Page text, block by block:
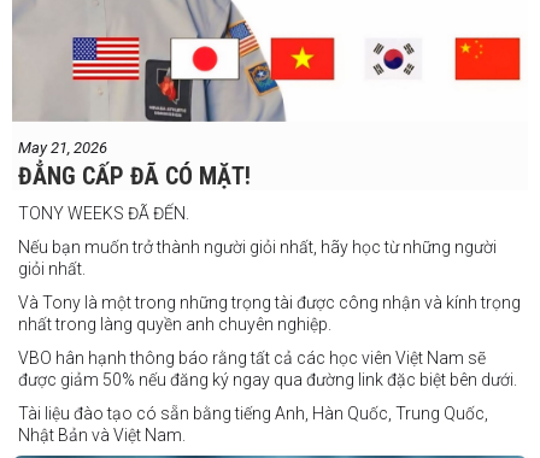
Ricson Hanginan vs Harry Omac
Salvador Gajana vs Wendel Babasol
Cherry Mae Rosas vs Charimae Salvador
Daniel Balois vs Sherwin Andes
Các trận bổ sung
Vincent Siordia vs Kresler Tenorio
Jeffer Rhoy Mendoza vs Eranio Pisador
Mikko Camingawan vs Rovick Embuscado
Meredy Michael vs Aisah Alico
Ian Carl Muyso vs Marvin Zamora
Franz Carl Muyso vs Ariel Antonio
May 21, 2026
ĐẲNG CẤP ĐÃ CÓ MẶT!
TONY WEEKS ĐÃ ĐẾN.
Nếu bạn muốn trở thành người giỏi nhất, hãy học từ những người
giỏi nhất.
Và Tony là một trong những trọng tài được công nhận và kính trọng
nhất trong làng quyền anh chuyên nghiệp.
VBO hân hạnh thông báo rằng tất cả các học viên Việt Nam sẽ
được giảm 50% nếu đăng ký ngay qua đường link đặc biệt bên dưới.
Tài liệu đào tạo có sẵn bằng tiếng Anh, Hàn Quốc, Trung Quốc,
Nhật Bản và Việt Nam.